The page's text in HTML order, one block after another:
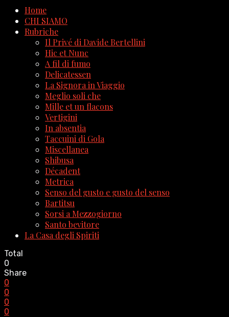
Home
CHI SIAMO
Rubriche
Il Privé di Davide Bertellini
Hic et Nunc
A fil di fumo
Delicatessen
La Signora in Viaggio
Meglio soli che
Mille et un flacons
Vertigini
In absentia
Taccuini di Gola
Miscellanea
Shibusa
Décadent
Metrica
Senso del gusto e gusto del senso
Bartitsu
Sorsi a Mezzogiorno
Santo bevitore
La Casa degli Spiriti
Total
0
Share
0
0
0
0